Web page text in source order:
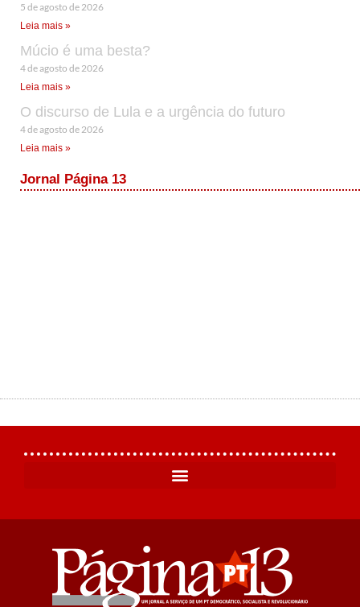
5 de agosto de 2026
Leia mais »
Múcio é uma besta?
4 de agosto de 2026
Leia mais »
O discurso de Lula e a urgência do futuro
4 de agosto de 2026
Leia mais »
Jornal Página 13